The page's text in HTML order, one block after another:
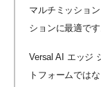
マルチミッショ
ションに最適です
Versal AI エッジ
トフォームでは